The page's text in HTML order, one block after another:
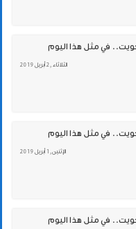
في مثل هذا اليوم
الثلاثاء , 2 أبريل 2019
في مثل هذا اليوم
الإثنين , 1 أبريل 2019
في مثل هذا اليوم